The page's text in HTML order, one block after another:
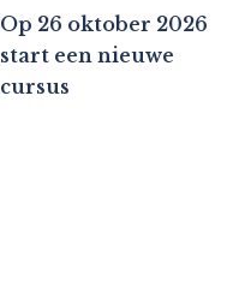
Op 26 oktober 2026
start een nieuwe
cursus